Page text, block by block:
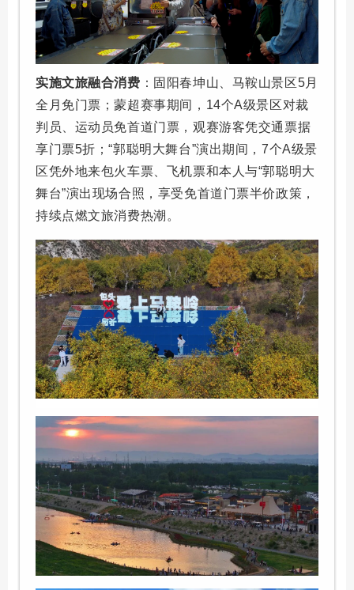
实施文旅融合消费 ：固阳春坤山、马鞍山景区5月
全月免门票；蒙超赛事期间，14个A级景区对裁
判员、运动员免首道门票，观赛游客凭交通票据
享门票5折；“郭聪明大舞台”演出期间，7个A级景
区凭外地来包火车票、飞机票和本人与“郭聪明大
舞台”演出现场合照，享受免首道门票半价政策，
持续点燃文旅消费热潮。